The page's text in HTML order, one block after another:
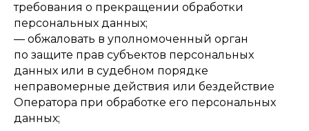
требования о прекращении обработки
персональных данных;
— обжаловать в уполномоченный орган
по защите прав субъектов персональных
данных или в судебном порядке
неправомерные действия или бездействие
Оператора при обработке его персональных
данных;